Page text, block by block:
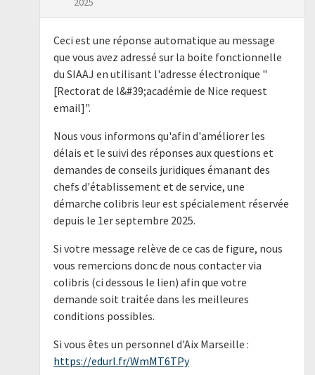
Ceci est une réponse automatique au message
que vous avez adressé sur la boite fonctionnelle
du SIAAJ en utilisant l'adresse électronique "
[Rectorat de l&#39;académie de Nice request
email]".
Nous vous informons qu'afin d'améliorer les
délais et le suivi des réponses aux questions et
demandes de conseils juridiques émanant des
chefs d'établissement et de service, une
démarche colibris leur est spécialement réservée
depuis le 1er septembre 2025.
Si votre message relève de ce cas de figure, nous
vous remercions donc de nous contacter via
colibris (ci dessous le lien) afin que votre
demande soit traitée dans les meilleures
conditions possibles.
Si vous êtes un personnel d'Aix Marseille :
https://edurl.fr/WmMT6TPy